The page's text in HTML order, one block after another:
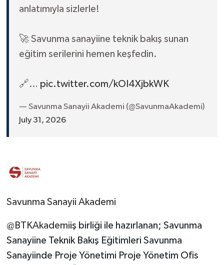
anlatımıyla sizlerle!
🚀 Savunma sanayiine teknik bakış sunan
eğitim serilerini hemen keşfedin.
🔗… pic.twitter.com/kOI4XjbkWK
— Savunma Sanayii Akademi (@SavunmaAkademi)
July 31, 2026
Savunma Sanayii Akademi
@BTKAkademiiş birliği ile hazırlanan; Savunma
Sanayiine Teknik Bakış Eğitimleri Savunma
Sanayiinde Proje Yönetimi Proje Yönetim Ofis